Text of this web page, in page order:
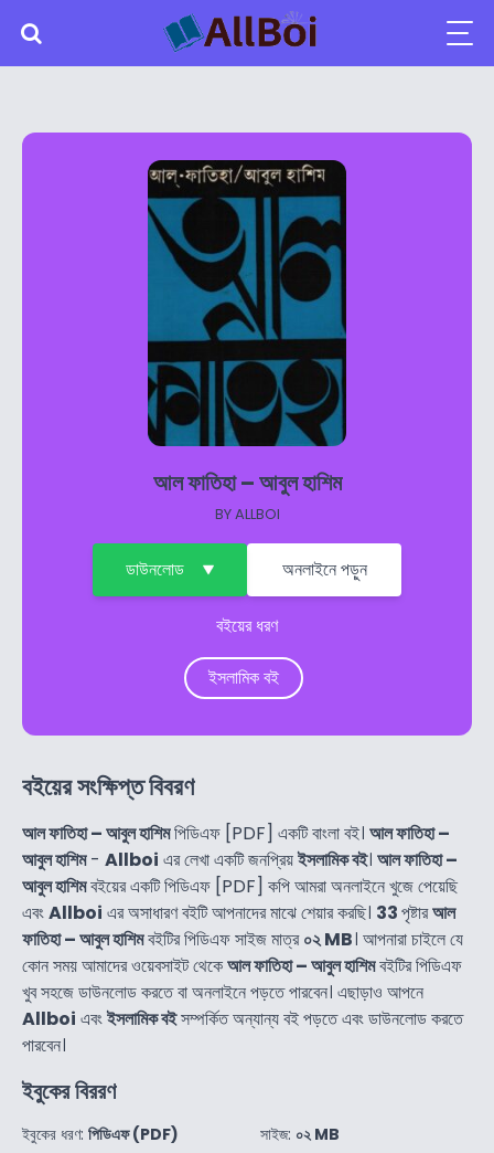
আল ফাতিহা – আবুল হাশিম
BYALLBOI
ডাউনলোড অনলাইনে পড়ুন
বইয়ের ধরণ
ইসলামিক বই
বইয়ের সংক্ষিপ্ত বিবরণ
আল ফাতিহা – আবুল হাশিমপিডিএফ [PDF] একটি বাংলা বই। আল ফাতিহা –
আবুল হাশিম- Allboi এর লেখা একটি জনপ্রিয়ইসলামিক বই। আল ফাতিহা –
আবুল হাশিমবইয়ের একটি পিডিএফ [PDF] কপি আমরা অনলাইনে খুজে পেয়েছি
এবংAllboi এর অসাধারণ বইটি আপনাদের মাঝে শেয়ার করছি। 33পৃষ্টারআল
ফাতিহা – আবুল হাশিমবইটির পিডিএফ সাইজ মাত্র০২ MB। আপনারা চাইলে যে
কোন সময় আমাদের ওয়েবসাইট থেকেআল ফাতিহা – আবুল হাশিমবইটির পিডিএফ
খুব সহজে ডাউনলোড করতে বা অনলাইনে পড়তে পারবেন। এছাড়াও আপনে
Allboi এবংইসলামিক বইসম্পর্কিত অন্যান্য বই পড়তে এবং ডাউনলোড করতে
পারবেন।
ইবুকের বিররণ
ইবুকের ধরণ: পিডিএফ (PDF)
সাইজ: ০২ MB